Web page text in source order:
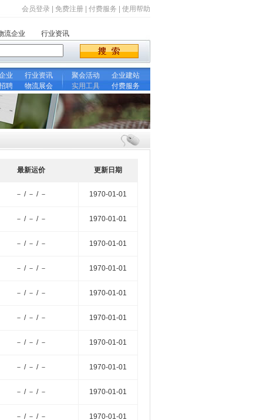
会员登录 免费注册 付费服务 使用帮助
流企业 行业资讯
业 行业资讯 聚会活动
企业建站
聘 物流展会 实用工具 付费服务
最新运价 更新日期
－ / － / － 1970-01-01
－ / － / － 1970-01-01
－ / － / － 1970-01-01
－ / － / － 1970-01-01
－ / － / － 1970-01-01
－ / － / － 1970-01-01
－ / － / － 1970-01-01
－ / － / － 1970-01-01
－ / － / － 1970-01-01
－ / － / － 1970-01-01